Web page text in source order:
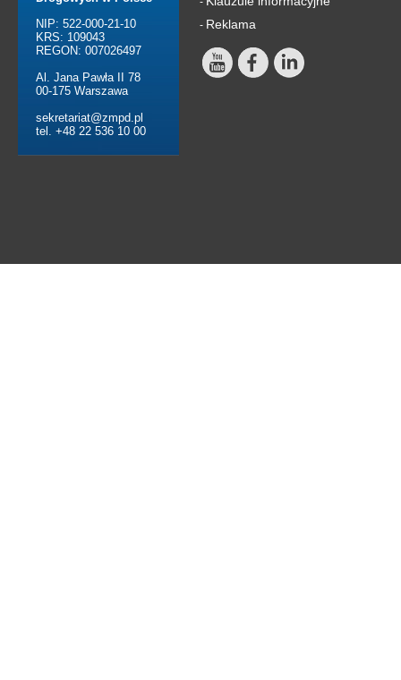
NIP: 522-000-21-10
KRS: 109043
REGON: 007026497
Al. Jana Pawła II 78
00-175 Warszawa
sekretariat@zmpd.pl
tel. +48 22 536 10 00
- Reklama